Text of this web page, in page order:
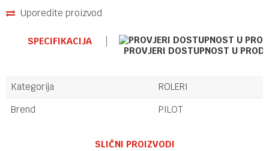
Uporedite proizvod
SPECIFIKACIJA
PROVJERI DOSTUPNOST U
Kategorija
ROLERI
Brend
PILOT
SLIČNI PROIZVODI